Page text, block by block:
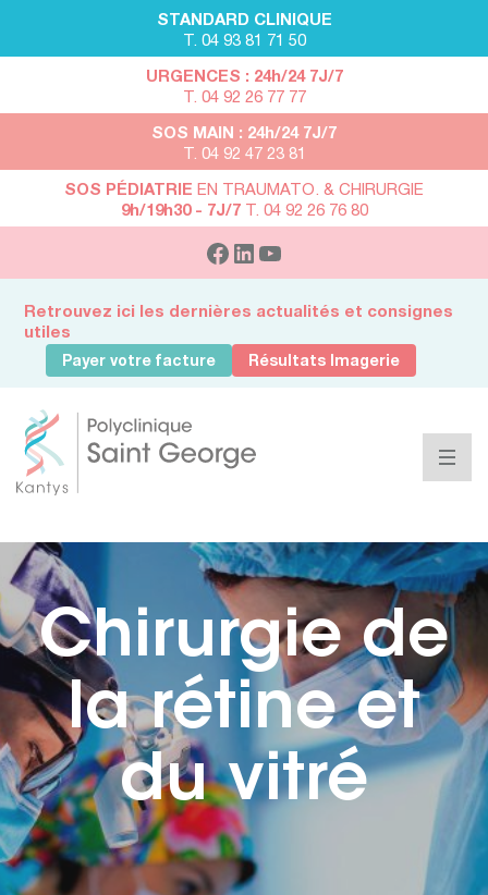
STANDARD CLINIQUE
T. 04 93 81 71 50
URGENCES : 24h/24 7J/7
T. 04 92 26 77 77
SOS MAIN : 24h/24 7J/7
T. 04 92 47 23 81
SOS PÉDIATRIE EN TRAUMATO. & CHIRURGIE
9h/19h30 - 7J/7T. 04 92 26 76 80
Retrouvez ici les dernières actualités et consignes
utiles
Payer votre facture Résultats Imagerie
Chirurgie de
la rétine et
du vitré